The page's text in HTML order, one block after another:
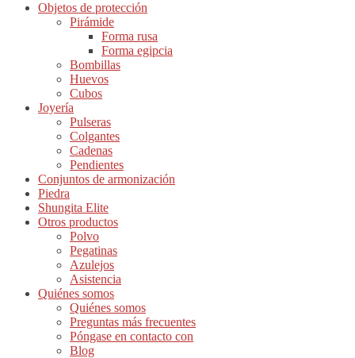
Objetos de protección
Pirámide
Forma rusa
Forma egipcia
Bombillas
Huevos
Cubos
Joyería
Pulseras
Colgantes
Cadenas
Pendientes
Conjuntos de armonización
Piedra
Shungita Elite
Otros productos
Polvo
Pegatinas
Azulejos
Asistencia
Quiénes somos
Quiénes somos
Preguntas más frecuentes
Póngase en contacto con
Blog